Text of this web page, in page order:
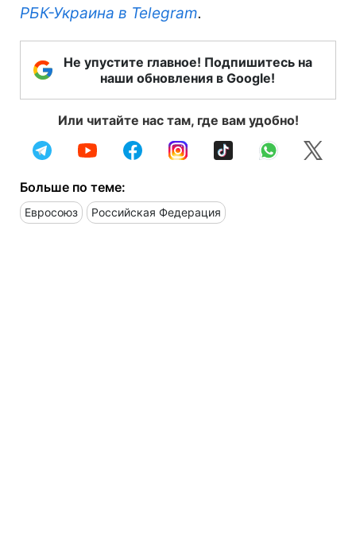
РБК-Украина в Telegram.
Не упустите главное! Подпишитесь на
наши обновления в Google!
Или читайте нас там, где вам удобно!
Больше по теме:
Евросоюз Российская Федерация